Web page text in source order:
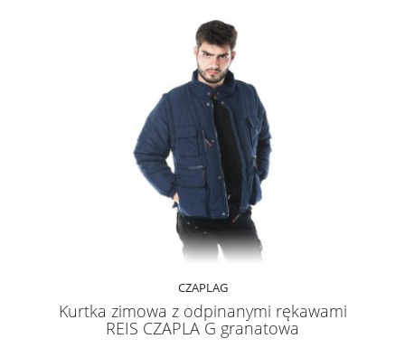
CZAPLAG
Kurtka zimowa z odpinanymi rękawami
REIS CZAPLA G granatowa